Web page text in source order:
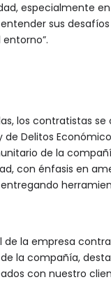
especialmente
sus
los contratistas
Delitos
de la
con énfasis en
la empresa
la compañía,
con nuestro